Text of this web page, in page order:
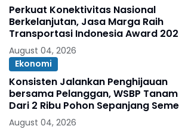
Perkuat Konektivitas Nasional
Berkelanjutan, Jasa Marga Raih
Transportasi Indonesia Award
August 04, 2026
Ekonomi
Konsisten Jalankan Penghijauan
bersama Pelanggan, WSBP
Dari 2 Ribu Pohon Sepanjang
2026
August 04, 2026